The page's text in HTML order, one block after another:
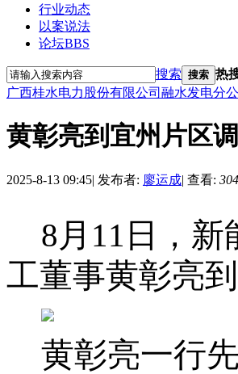
行业动态
以案说法
论坛BBS
搜索 搜索 热
广西桂水电力股份有限公司融水发电分
黄彰亮到宜州片区
2025-8-13 09:45| 发布者: 廖运成| 查看: 304
8月11日，
工董事黄彰亮
黄彰亮一行